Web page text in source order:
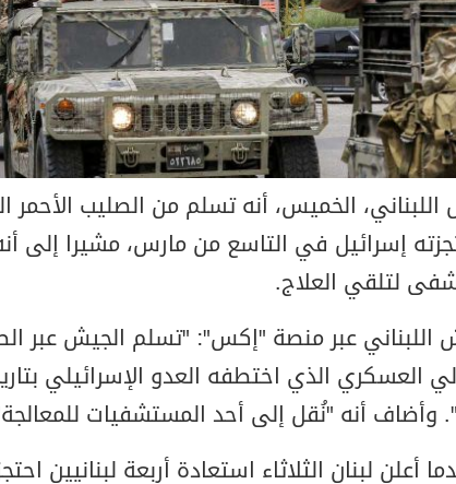
اللبناني، الخميس، أنه تسلم من الصليب الأحمر
إسرائيل في التاسع من مارس، مشيرا إلى
لتلقي العلاج.
اللبناني عبر منصة "إكس": "تسلم الجيش عبر
العسكري الذي اختطفه العدو الإسرائيلي
أعلن لبنان الثلاثاء استعادة أربعة لبنانيين